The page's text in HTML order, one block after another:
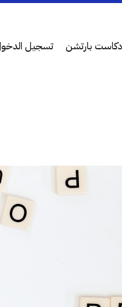
بارتشن تسجيل